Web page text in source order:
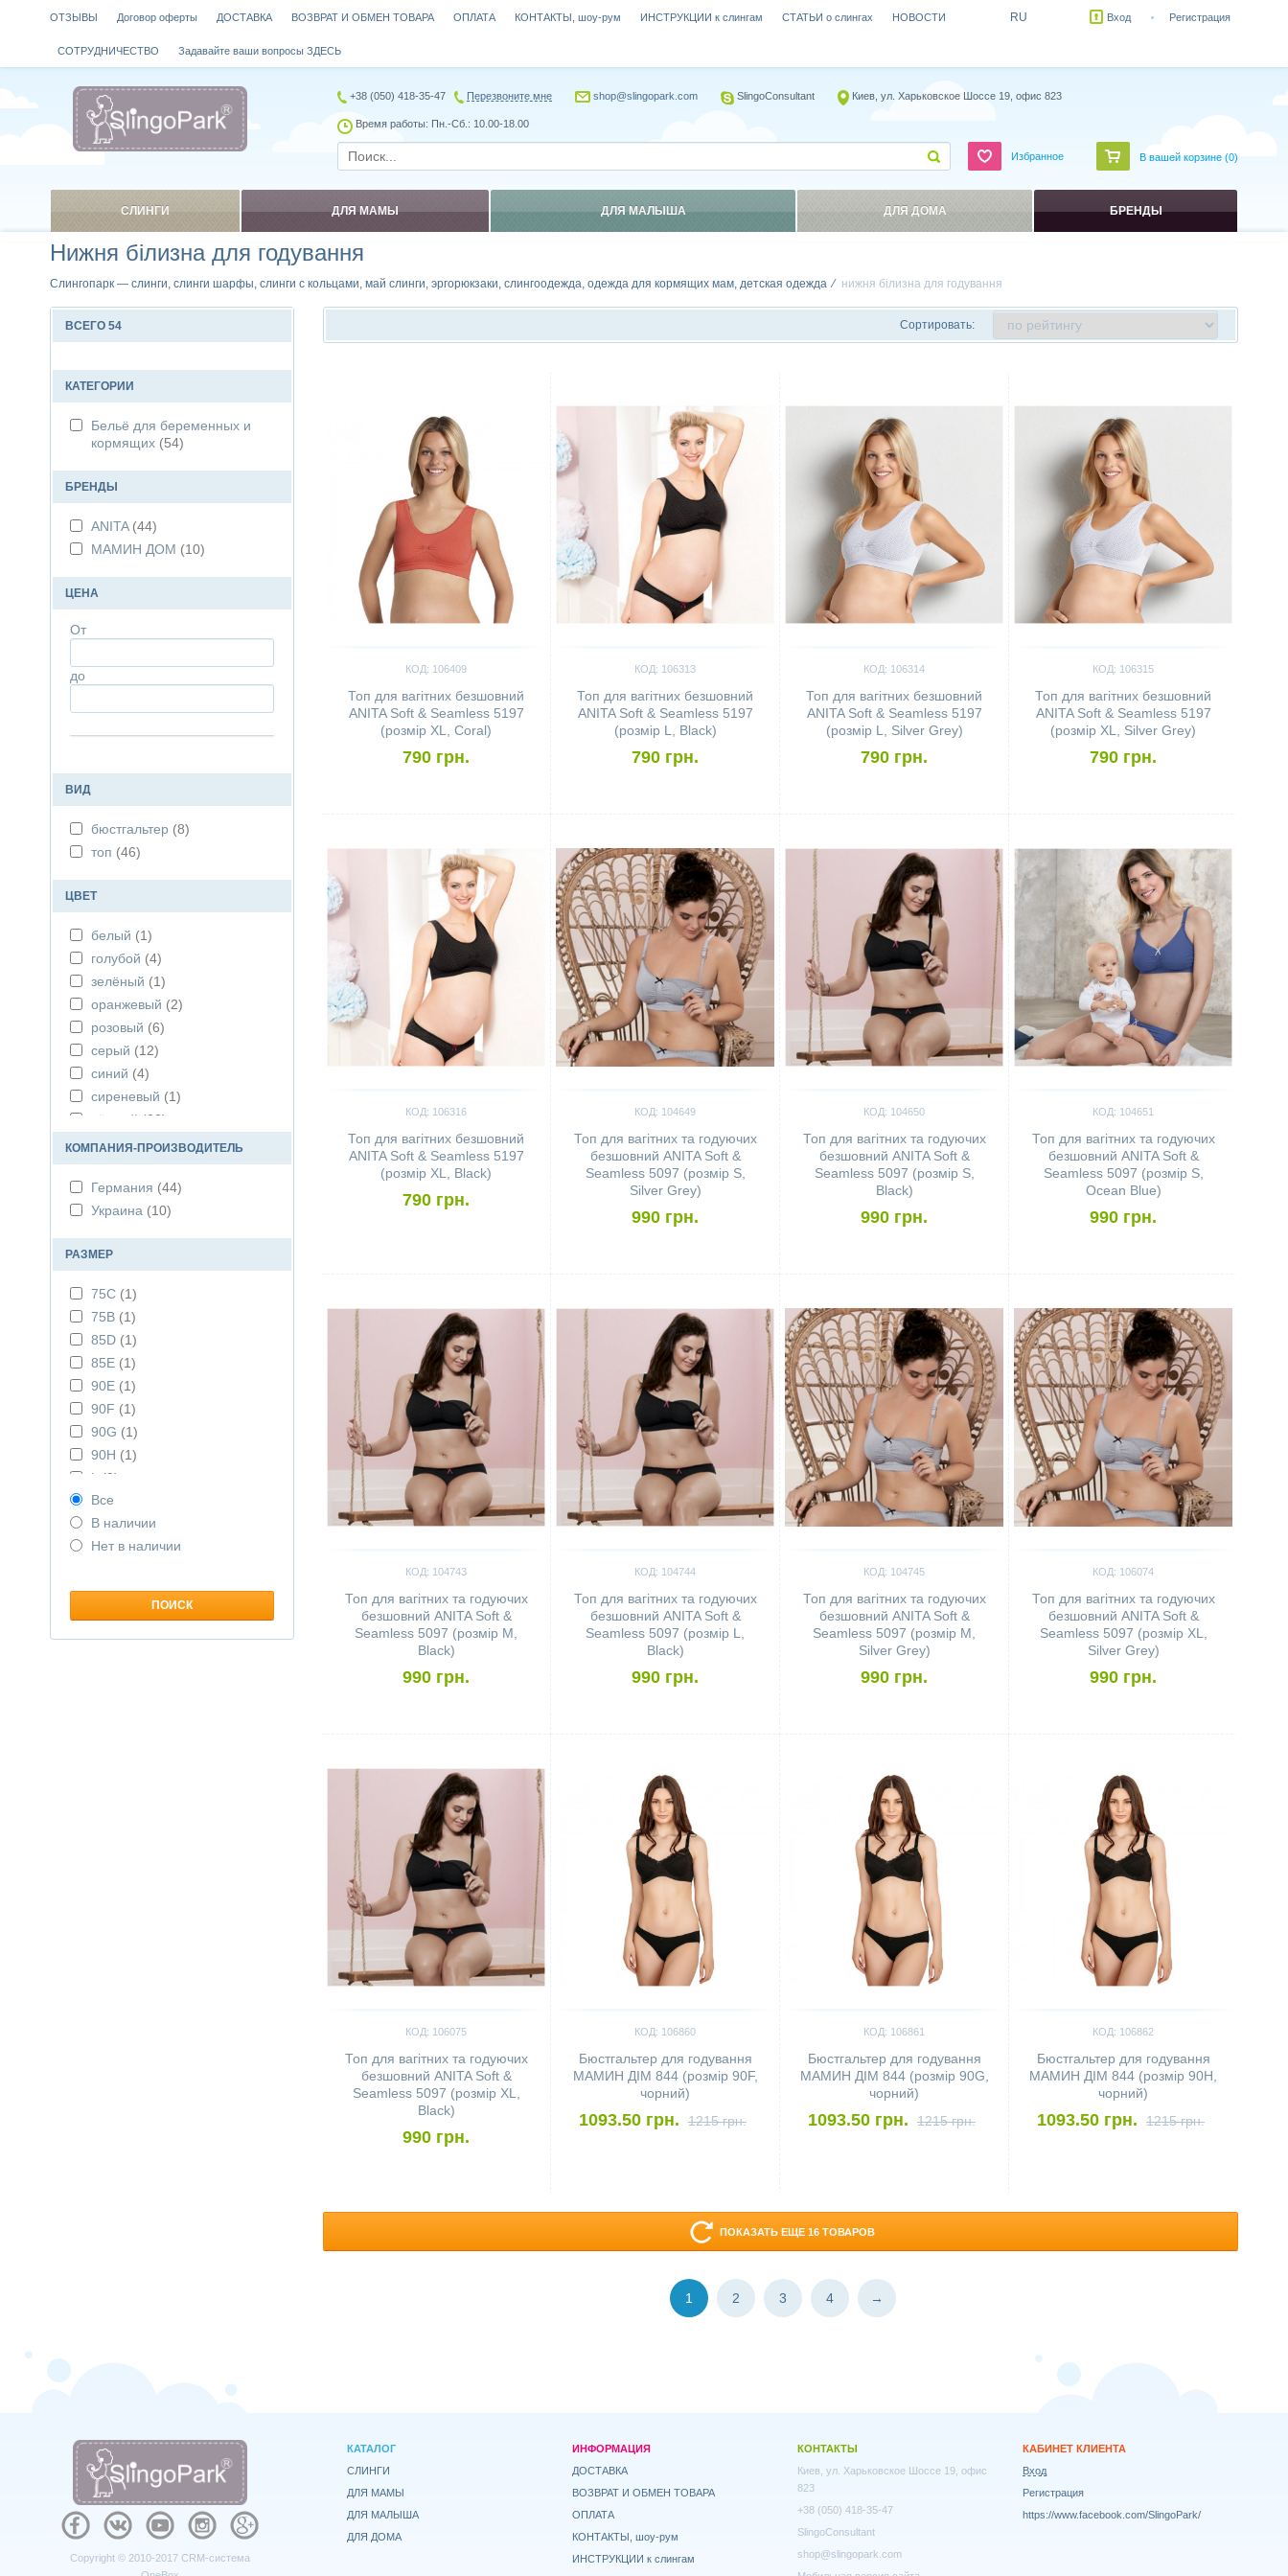
Нижня білизна для годування
Слингопарк — слинги, слинги шарфы, слинги с кольцами, май слинги, эргорюкзаки, слингоодежда, одежда для кормящих мам, детская одежда нижня білизна для годування
ВСЕГО 54
КАТЕГОРИИ
Бельё для беременных и
кормящих (54)
БРЕНДЫ
ANITA (44)
МАМИН ДОМ (10)
ЦЕНА
От
до
ВИД
бюстгальтер (8)
топ (46)
ЦВЕТ
белый (1)
голубой (4)
зелёный (1)
оранжевый (2)
розовый (6)
серый (12)
синий (4)
сиреневый (1)
чёрный (23)
КОМПАНИЯ-ПРОИЗВОДИТЕЛЬ
Германия (44)
Украина (10)
РАЗМЕР
75C (1)
75В (1)
85D (1)
85E (1)
90E (1)
90F (1)
90G (1)
90H (1)
L
(9)
M(10)
S (15)
XL(9)
Все
В наличии
Нет в наличии
Сортировать:
КОД: 106409
Топ для вагітних безшовний
ANITA Soft & Seamless 5197
(розмір XL, Coral)
790 грн.
КОД: 106313
Топ для вагітних безшовний
ANITA Soft & Seamless 5197
(розмір L, Black)
790 грн.
КОД: 106314
Топ для вагітних безшовний
ANITA Soft & Seamless 5197
(розмір L, Silver Grey)
790 грн.
КОД: 106315
Топ для вагітних безшовний
ANITA Soft & Seamless 5197
(розмір XL, Silver Grey)
790 грн.
КОД: 106316
Топ для вагітних безшовний
ANITA Soft & Seamless 5197
(розмір XL, Black)
790 грн.
КОД: 104649
Топ для вагітних та годуючих
безшовний ANITA Soft &
Seamless 5097 (розмір S,
Silver Grey)
990 грн.
КОД: 104650
Топ для вагітних та годуючих
безшовний ANITA Soft &
Seamless 5097 (розмір S,
Black)
990 грн.
КОД: 104651
Топ для вагітних та годуючих
безшовний ANITA Soft &
Seamless 5097 (розмір S,
Ocean Blue)
990 грн.
КОД: 104743
Топ для вагітних та годуючих
безшовний ANITA Soft &
Seamless 5097 (розмір M,
Black)
990 грн.
КОД: 104744
Топ для вагітних та годуючих
безшовний ANITA Soft &
Seamless 5097 (розмір L,
Black)
990 грн.
КОД: 104745
Топ для вагітних та годуючих
безшовний ANITA Soft &
Seamless 5097 (розмір M,
Silver Grey)
990 грн.
КОД: 106074
Топ для вагітних та годуючих
безшовний ANITA Soft &
Seamless 5097 (розмір XL,
Silver Grey)
990 грн.
КОД: 106075
Топ для вагітних та годуючих
безшовний ANITA Soft &
Seamless 5097 (розмір XL,
Black)
990 грн.
КОД: 106860
Бюстгальтер для годування
МАМИН ДІМ 844 (розмір 90F,
чорний)
1093.50 грн. 1215 грн.
КОД: 106861
Бюстгальтер для годування
МАМИН ДІМ 844 (розмір 90G,
чорний)
1093.50 грн. 1215 грн.
КОД: 106862
Бюстгальтер для годування
МАМИН ДІМ 844 (розмір 90H,
чорний)
1093.50 грн. 1215 грн.
ПОКАЗАТЬ ЕЩЕ 16 ТОВАРОВ
1 2 3 4 →
ОТЗЫВЫ Договор оферты ДОСТАВКА ВОЗВРАТ И ОБМЕН ТОВАРА ОПЛАТА КОНТАКТЫ, шоу-рум ИНСТРУКЦИИ к слингам СТАТЬИ о слингах НОВОСТИ
СОТРУДНИЧЕСТВО Задавайте ваши вопросы ЗДЕСЬ
RU Вход Регистрация
+38 (050) 418-35-47 Перезвоните мне shop@slingopark.com SlingoConsultant Киев, ул. Харьковское Шоссе 19, офис 823
Время работы: Пн.-Сб.: 10.00-18.00
Избранное В вашей корзине (0)
СЛИНГИ ДЛЯ МАМЫ ДЛЯ МАЛЫША ДЛЯ ДОМА БРЕНДЫ
Copyright © 2010-2017 CRM-система
КАТАЛОГ
СЛИНГИ
ДЛЯ МАМЫ
ДЛЯ МАЛЫША
ДЛЯ ДОМА
ИНФОРМАЦИЯ
ДОСТАВКА
ВОЗВРАТ И ОБМЕН ТОВАРА
ОПЛАТА
КОНТАКТЫ, шоу-рум
ИНСТРУКЦИИ к слингам
КОНТАКТЫ
Киев, ул. Харьковское Шоссе 19, офис
823
+38 (050) 418-35-47
SlingoConsultant
shop@slingopark.com
КАБИНЕТ КЛИЕНТА
Вход
Регистрация
https://www.facebook.com/SlingoPark/